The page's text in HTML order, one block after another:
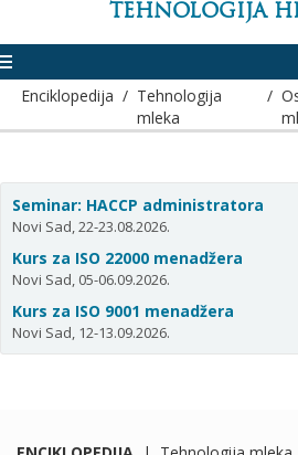
TEHNOLOGIJA
Enciklopedija / Tehnologija
mleka
/
Seminar: HACCP administratora
Novi Sad, 22-23.08.2026.
Kurs za ISO 22000 menadžera
Novi Sad, 05-06.09.2026.
Kurs za ISO 9001 menadžera
Novi Sad, 12-13.09.2026.